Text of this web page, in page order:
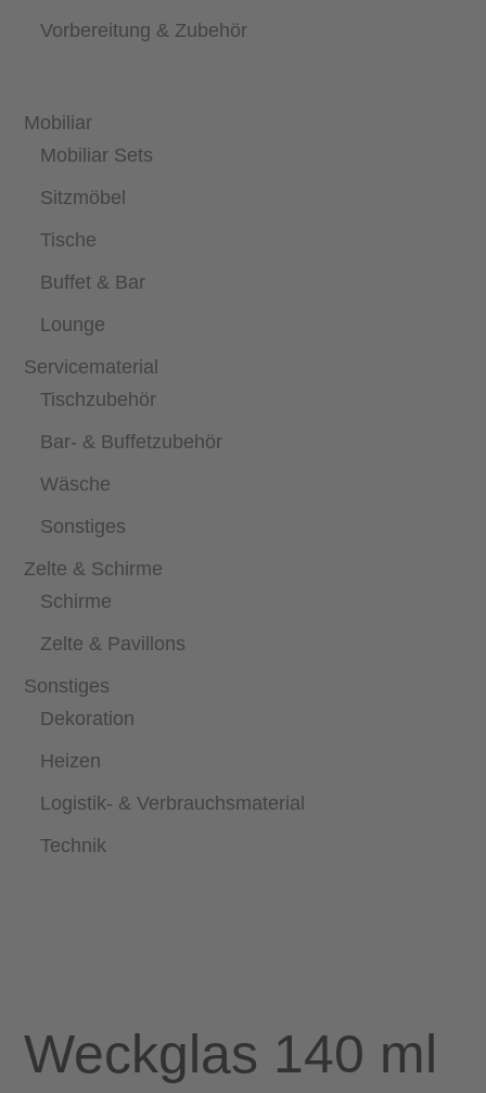
Vorbereitung & Zubehör
Mobiliar
Mobiliar Sets
Sitzmöbel
Tische
Buffet & Bar
Lounge
Servicematerial
Tischzubehör
Bar- & Buffetzubehör
Wäsche
Sonstiges
Zelte & Schirme
Schirme
Zelte & Pavillons
Sonstiges
Dekoration
Heizen
Logistik- & Verbrauchsmaterial
Technik
Weckglas 140 ml